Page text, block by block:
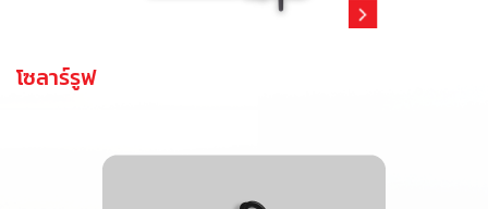
โซลาร์รูฟ